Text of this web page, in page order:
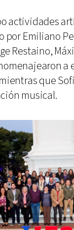
actividades
por Emiliano
Restaino,
a
que
musical.